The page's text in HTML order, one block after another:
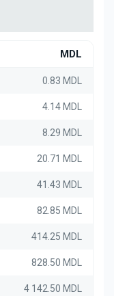
MDL
0.83 MDL
4.14 MDL
8.29 MDL
20.71 MDL
41.43 MDL
82.85 MDL
414.25 MDL
828.50 MDL
4 142.50 MDL